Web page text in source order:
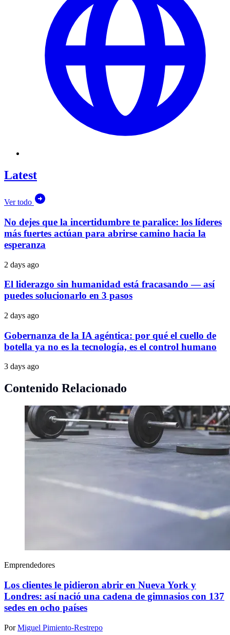
Latest
Ver todo
No dejes que la incertidumbre te paralice: los líderes
más fuertes actúan para abrirse camino hacia la
esperanza
2 days ago
El liderazgo sin humanidad está fracasando — así
puedes solucionarlo en 3 pasos
2 days ago
Gobernanza de la IA agéntica: por qué el cuello de
botella ya no es la tecnología, es el control humano
3 days ago
Contenido Relacionado
Emprendedores
Los clientes le pidieron abrir en Nueva York y
Londres: así nació una cadena de gimnasios con 137
sedes en ocho países
PorMiguel Pimiento-Restrepo